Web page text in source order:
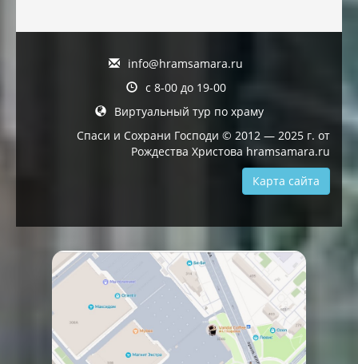
info@hramsamara.ru
с 8-00 до 19-00
Виртуальный тур по храму
Спаси и Сохрани Господи © 2012 — 2025 г. от
Рождества Христова hramsamara.ru
Карта сайта